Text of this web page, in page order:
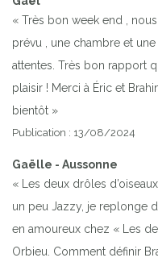
« Très bon week end ,
prévu , une chambre et
attentes. Très bon rapport
plaisir ! Merci à Éric et
bientôt »
Publication : 13/08/2024
Gaëlle - Aussonne
« Les deux drôles
un peu Jazzy, je replonge
en amoureux chez « Les
Orbieu. Comment définir